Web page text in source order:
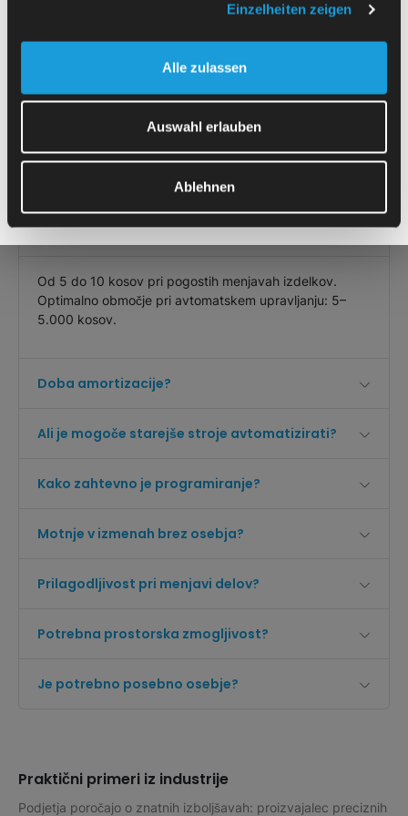
Einzelheiten zeigen
Alle zulassen
Auswahl erlauben
Ablehnen
Diagnostika na daljavo z obvestilom prek SMS-
Pogosta vprašanja o CNC-
avtomatizaciji
Kakšne velikosti serij so primerne?
Od 5 do 10 kosov pri pogostih menjavah izdelkov.
Optimalno območje pri avtomatskem upravljanju: 5–
5.000 kosov.
Doba amortizacije?
Ali je mogoče starejše stroje avtomatizirati?
Kako zahtevno je programiranje?
Motnje v izmenah brez osebja?
Prilagodljivost pri menjavi delov?
Potrebna prostorska zmogljivost?
Je potrebno posebno osebje?
Praktični primeri iz industrije
Podjetja poročajo o znatnih izboljšavah: proizvajalec preciznih
podatkov v skladu zizjavo o varstvu osebnih podatkov